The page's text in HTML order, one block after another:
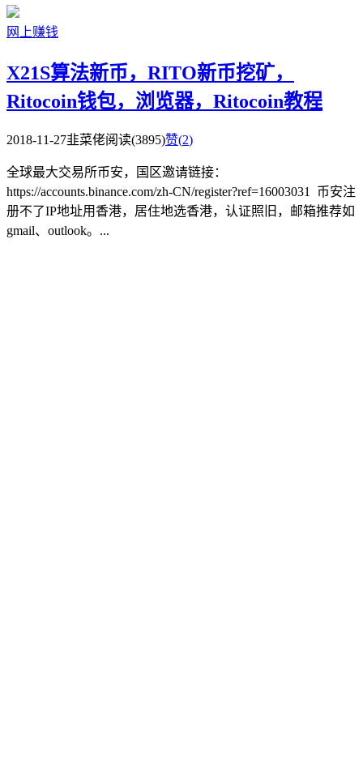
网上赚钱
X21S算法新币，RITO新币挖矿，
Ritocoin钱包，浏览器，Ritocoin教程
2018-11-27韭菜佬阅读(3895)赞(2)
全球最大交易所币安，国区邀请链接：
https://accounts.binance.com/zh-CN/register?ref=16003031 币安注
册不了IP地址用香港，居住地选香港，认证照旧，邮箱推荐如
gmail、outlook。...